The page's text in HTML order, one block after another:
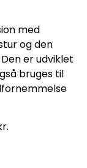
med
og den
er udviklet
bruges til